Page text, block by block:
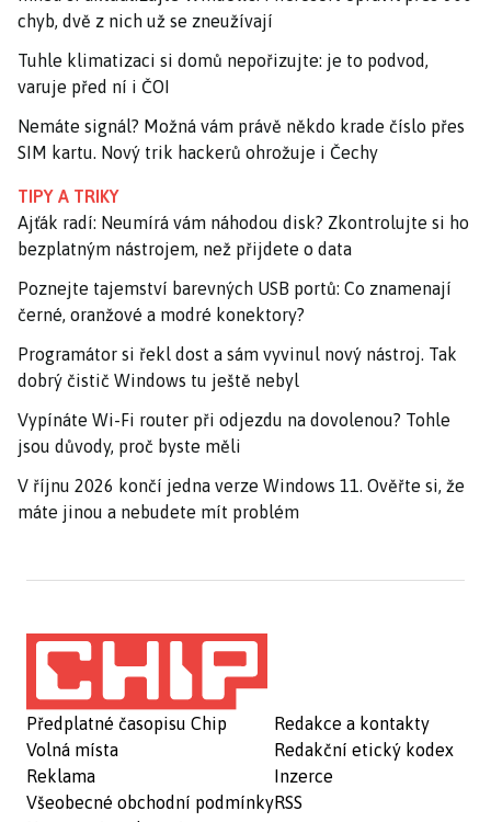
chyb, dvě z nich už se zneužívají
Tuhle klimatizaci si domů nepořizujte: je to podvod,
varuje před ní i ČOI
Nemáte signál? Možná vám právě někdo krade číslo přes
SIM kartu. Nový trik hackerů ohrožuje i Čechy
TIPY A TRIKY
Ajťák radí: Neumírá vám náhodou disk? Zkontrolujte si ho
bezplatným nástrojem, než přijdete o data
Poznejte tajemství barevných USB portů: Co znamenají
černé, oranžové a modré konektory?
Programátor si řekl dost a sám vyvinul nový nástroj. Tak
dobrý čistič Windows tu ještě nebyl
Vypínáte Wi-Fi router při odjezdu na dovolenou? Tohle
jsou důvody, proč byste měli
V říjnu 2026 končí jedna verze Windows 11. Ověřte si, že
máte jinou a nebudete mít problém
Předplatné časopisu Chip
Volná místa
Reklama
Všeobecné obchodní podmínky
Redakce a kontakty
Redakční etický kodex
Inzerce
RSS